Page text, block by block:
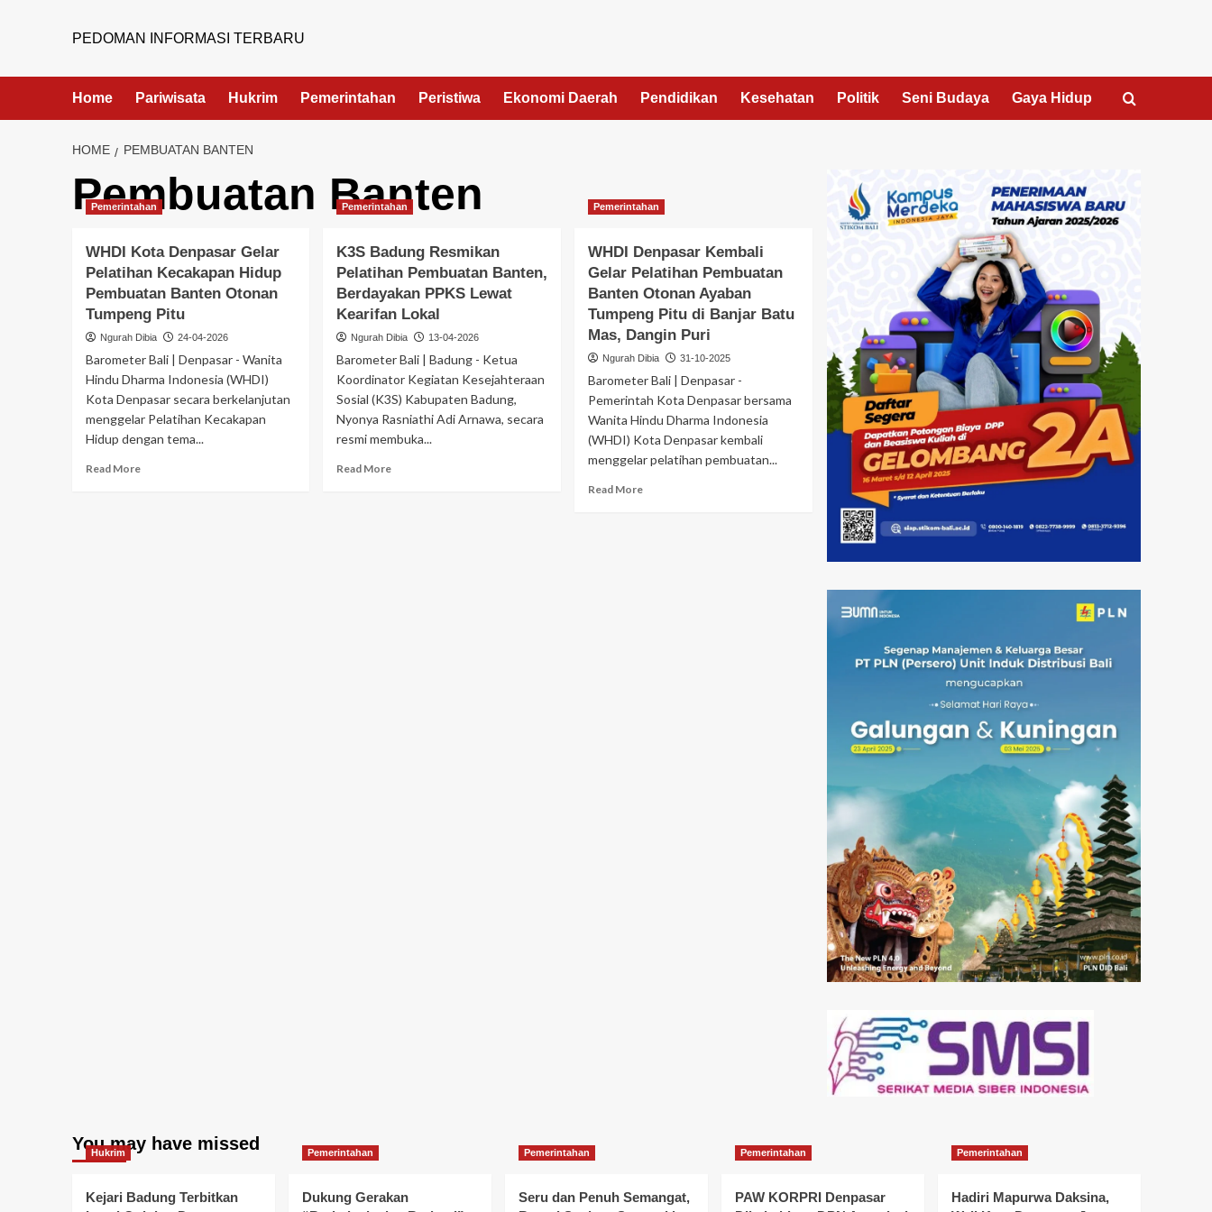
PEDOMAN INFORMASI TERBARU
Home Pariwisata Hukrim Pemerintahan Peristiwa Ekonomi Daerah Pendidikan Kesehatan Politik Seni Budaya Gaya Hidup
HOME PEMBUATAN BANTEN
Pembuatan Banten
Pemerintahan
WHDI Kota Denpasar Gelar
Pelatihan Kecakapan Hidup
Pembuatan Banten Otonan
Tumpeng Pitu
Ngurah Dibia 24-04-2026
Barometer Bali | Denpasar - Wanita
Hindu Dharma Indonesia (WHDI)
Kota Denpasar secara berkelanjutan
menggelar Pelatihan Kecakapan
Hidup dengan tema...
Read More
Pemerintahan
K3S Badung Resmikan
Pelatihan Pembuatan Banten,
Berdayakan PPKS Lewat
Kearifan Lokal
Ngurah Dibia 13-04-2026
Barometer Bali | Badung - Ketua
Koordinator Kegiatan Kesejahteraan
Sosial (K3S) Kabupaten Badung,
Nyonya Rasniathi Adi Arnawa, secara
resmi membuka...
Read More
Pemerintahan
WHDI Denpasar Kembali
Gelar Pelatihan Pembuatan
Banten Otonan Ayaban
Tumpeng Pitu di Banjar Batu
Mas, Dangin Puri
Ngurah Dibia 31-10-2025
Barometer Bali | Denpasar -
Pemerintah Kota Denpasar bersama
Wanita Hindu Dharma Indonesia
(WHDI) Kota Denpasar kembali
menggelar pelatihan pembuatan...
Read More
You may have missed
Hukrim
Kejari Badung Terbitkan
Pemerintahan
Dukung Gerakan
Pemerintahan
Seru dan Penuh Semangat,
Pemerintahan
PAW KORPRI Denpasar
Pemerintahan
Hadiri Mapurwa Daksina,